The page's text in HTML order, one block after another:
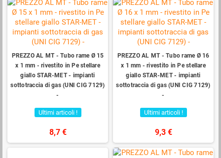
PREZZO AL MT - Tubo rame Ø 15
x 1 mm - rivestito in Pe stellare
giallo STAR-MET - impianti
sottotraccia di gas (UNI CIG 7129)
-
Ultimi articoli !
8,7 €
PREZZO AL MT - Tubo rame Ø 16
x 1 mm - rivestito in Pe stellare
giallo STAR-MET - impianti
sottotraccia di gas (UNI CIG 7129)
-
Ultimi articoli !
9,3 €